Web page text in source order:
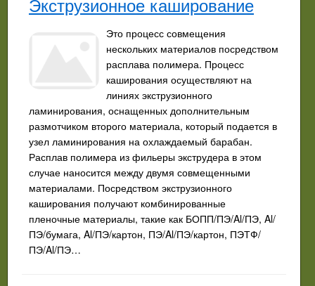
Это процесс совмещения
нескольких материалов посредством
расплава полимера. Процесс
каширования осуществляют на
линиях экструзионного
ламинирования, оснащенных дополнительным
размотчиком второго материала, который подается в
узел ламинирования на охлаждаемый барабан.
Расплав полимера из фильеры экструдера в этом
случае наносится между двумя совмещенными
материалами. Посредством экструзионного
каширования получают комбинированные
пленочные материалы, такие как БОПП/ПЭ/Al/ПЭ, Al/
ПЭ/бумага, Al/ПЭ/картон, ПЭ/Al/ПЭ/картон, ПЭТФ/
ПЭ/Al/ПЭ…